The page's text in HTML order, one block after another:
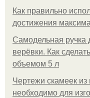
Как правильно
достижения
Самодельная ручка
верёвки. Как
объемом 5 л
Чертежи скамеек
необходимо для